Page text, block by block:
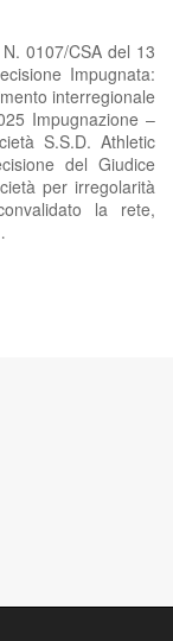
0107/CSA del 13
Impugnata:
interregionale
Impugnazione –
S.S.D. Athletic
del Giudice
per irregolarità
la rete,